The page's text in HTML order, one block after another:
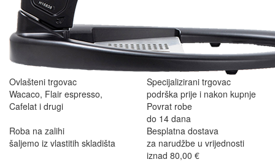
Ovlašteni trgovac
Wacaco, Flair espresso,
Cafelat i drugi
Specijalizirani trgovac
podrška prije i nakon kupnje
Povrat robe
do 14 dana
Roba na zalihi
šaljemo iz vlastitih skladišta
Besplatna dostava
za narudžbe u vrijednosti
iznad 80,00 €